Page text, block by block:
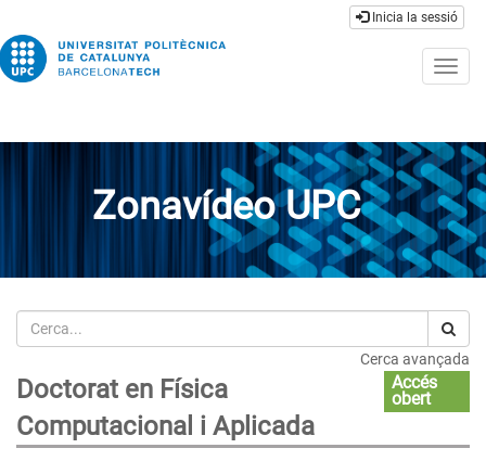
Inicia la sessió
Zonavídeo UPC
Cerca
Cerca avançada
Doctorat en Física
Computacional i Aplicada
Accés
obert